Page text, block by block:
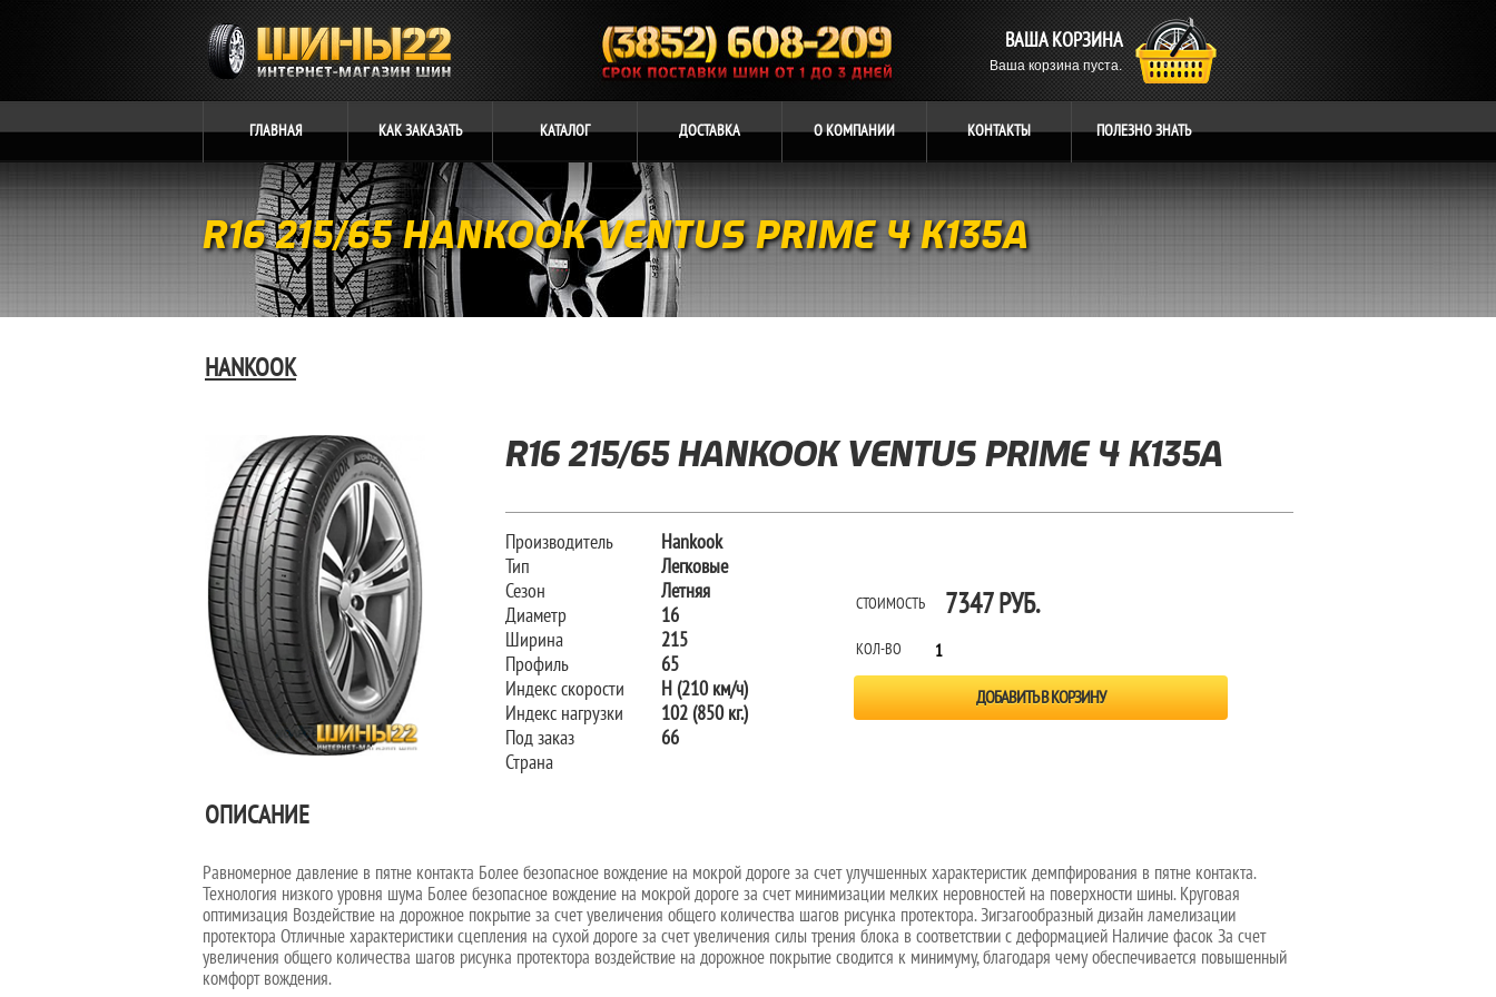
ВАША КОРЗИНА
Ваша корзина пуста.
ГЛАВНАЯ КАКЗАКАЗАТЬ КАТАЛОГ ДОСТАВКА ОКОМПАНИИ КОНТАКТЫ ПОЛЕЗНОЗНАТЬ
R16 215/65 HANKOOK VENTUS PRIME 4 K135A
HANKOOK
R16 215/65 HANKOOK VENTUS PRIME 4 K135A
Производитель
Hankook
Тип
Легковые
Сезон
Летняя
Диаметр
16
Ширина
215
Профиль
65
Индекс скорости
H (210 км/ч)
Индекс нагрузки
102 (850 кг.)
Под заказ
66
Страна
СТОИМОСТЬ 7347 РУБ.
КОЛ-ВО
ОПИСАНИЕ
Равномерное давление в пятне контакта Более безопасное вождение на мокрой дороге за счет улучшенных характеристик демпфирования в пятне контакта.
Технология низкого уровня шума Более безопасное вождение на мокрой дороге за счет минимизации мелких неровностей на поверхности шины. Круговая
оптимизация Воздействие на дорожное покрытие за счет увеличения общего количества шагов рисунка протектора. Зигзагообразный дизайн ламелизации
протектора Отличные характеристики сцепления на сухой дороге за счет увеличения силы трения блока в соответствии с деформацией Наличие фасок За счет
увеличения общего количества шагов рисунка протектора воздействие на дорожное покрытие сводится к минимуму, благодаря чему обеспечивается повышенный
комфорт вождения.